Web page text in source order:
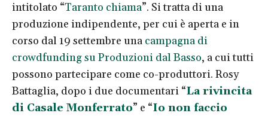
intitolato “Taranto chiama”. Si tratta di una
produzione indipendente, per cui è aperta e in
corso dal 19 settembre una campagna di
crowdfunding su Produzioni dal Basso, a cui tutti
possono partecipare come co-produttori. Rosy
Battaglia, dopo i due documentari “La rivincita
di Casale Monferrato” e “Io non faccio